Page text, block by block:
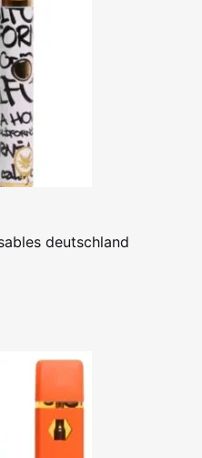
deutschland